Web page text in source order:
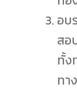
อบ
สอ
ทั้ง
ทา